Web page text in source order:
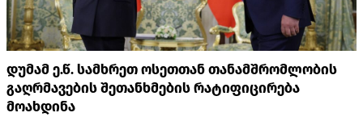
დუმამ ე.წ. სამხრეთ ოსეთთან თანამშრომლობის
გაღრმავების შეთანხმების რატიფიცირება
მოახდინა